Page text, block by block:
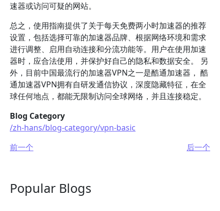
速器或访问可疑的网站。
总之，使用指南提供了关于每天免费两小时加速器的推荐
设置，包括选择可靠的加速器品牌、根据网络环境和需求
进行调整、启用自动连接和分流功能等。用户在使用加速
器时，应合法使用，并保护好自己的隐私和数据安全。 另
外，目前中国最流行的加速器VPN之一是酷通加速器， 酷
通加速器VPN拥有自研发通信协议，深度隐藏特征，在全
球任何地点，都能无限制访问全球网络，并且连接稳定。
Blog Category
/zh-hans/blog-category/vpn-basic
前一个
后一个
Popular Blogs